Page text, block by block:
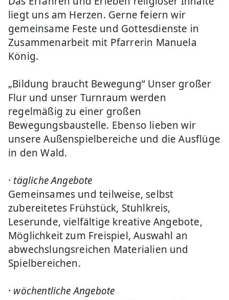
liegt uns am Herzen. Gerne feiern wir
gemeinsame Feste und Gottesdienste in
Zusammenarbeit mit Pfarrerin Manuela
König.
„Bildung braucht Bewegung“ Unser großer
Flur und unser Turnraum werden
regelmäßig zu einer großen
Bewegungsbaustelle. Ebenso lieben wir
unsere Außenspielbereiche und die Ausflüge
in den Wald.
· tägliche Angebote
Gemeinsames und teilweise, selbst
zubereitetes Frühstück, Stuhlkreis,
Leserunde, vielfältige kreative Angebote,
Möglichkeit zum Freispiel, Auswahl an
abwechslungsreichen Materialien und
Spielbereichen.
· wöchentliche Angebote